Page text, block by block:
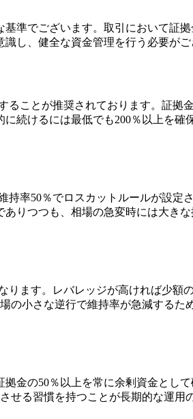
準でございます。取引において証
し、健全な資金管理を行う必要がご
ことが推奨されております。証拠
続けるには最低でも200％以上を確
率50％でロスカットルールが設定
りつつも、相場の急変時には大き
ます。レバレッジが高ければ少額
の小さな逆行で維持率が急減するた
金の50％以上を常に余剰資金とし
る習慣を持つことが長期的な運用